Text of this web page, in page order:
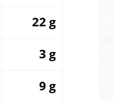
22 g
3 g
9 g